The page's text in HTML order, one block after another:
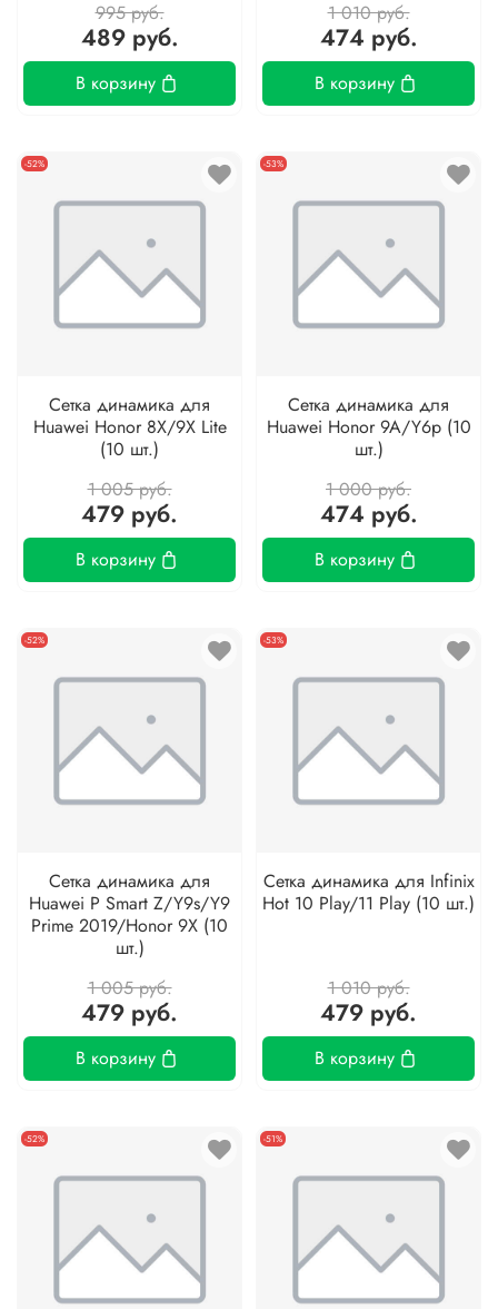
995 руб.
489 руб.
В корзину
1 010 руб.
474 руб.
В корзину
-52%
Сетка динамика для
Huawei Honor 8X/9X Lite
(10 шт.)
1 005 руб.
479 руб.
В корзину
-53%
Сетка динамика для
Huawei Honor 9A/Y6p (10
шт.)
1 000 руб.
474 руб.
В корзину
-52%
Сетка динамика для
Huawei P Smart Z/Y9s/Y9
Prime 2019/Honor 9X (10
шт.)
1 005 руб.
479 руб.
В корзину
-53%
Сетка динамика для Infinix
Hot 10 Play/11 Play (10 шт.)
1 010 руб.
479 руб.
В корзину
-52% -51%